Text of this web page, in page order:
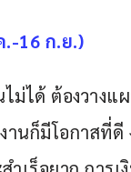
.-16 ก.ย.)
ม่ได้ ต้องวางแ
านก็มีโอกาสที่